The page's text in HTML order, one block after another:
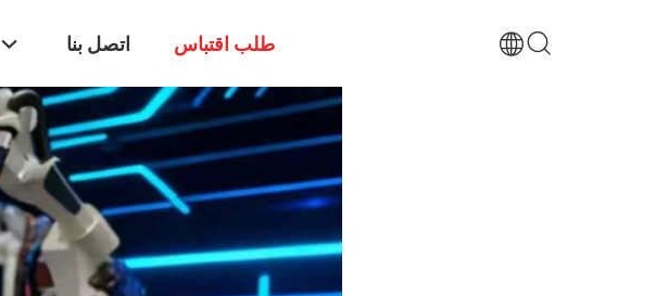
اتصل بنا طلب اقتباس